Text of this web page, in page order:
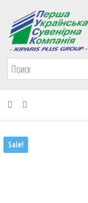
Первая Украинская
Sale!